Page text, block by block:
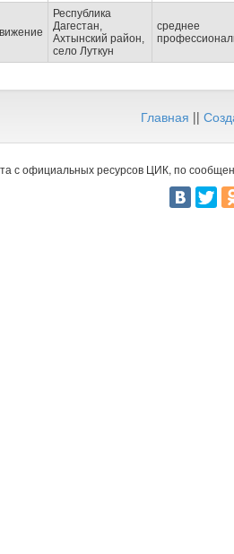
Республика
Дагестан,
Ахтынский район,
село Луткун
среднее
Главная ||
с официальных ресурсов ЦИК, по